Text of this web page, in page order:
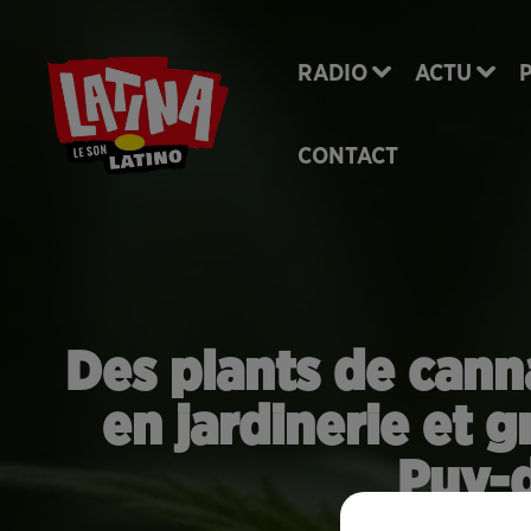
RADIO ACTU
CONTACT
Des plants de
en jardinerie et
Puy-